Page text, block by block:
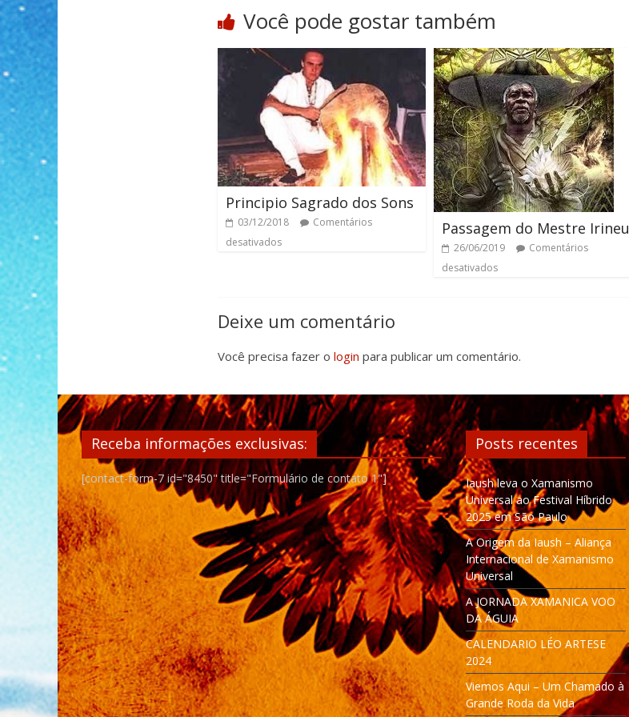
Você pode gostar também
Principio Sagrado dos Sons
03/12/2018
Comentários
desativados
Passagem do Mestre Irineu
26/06/2019
Comentários
desativados
Deixe um comentário
Você precisa fazer o login para publicar um comentário.
Receba informações exclusivas:
[contact-form-7 id="8450" title="Formulário de contato 1"]
Posts recentes
Iaush leva o Xamanismo
Universal ao Festival Híbrido
2025 em São Paulo
A Origem da Iaush – Aliança
Internacional de Xamanismo
Universal
A JORNADA XAMANICA VOO
DA ÁGUIA
CALENDARIO LÉO ARTESE
2024
Viemos Aqui – Um Chamado à
Grande Roda da Vida